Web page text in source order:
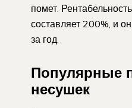
помет.
составляет 200%, и
за год.
Популярные
несушек